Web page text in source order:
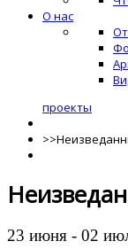
О нас
проекты
>>
23 июня - 02